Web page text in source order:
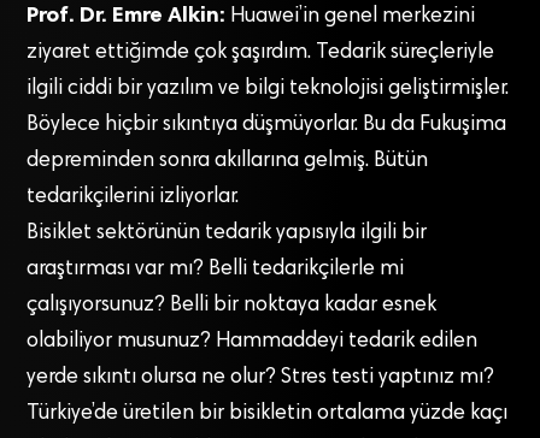
Prof. Dr. Emre Alkin: Huawei’in genel merkezini
ziyaret ettiğimde çok şaşırdım. Tedarik süreçleriyle
ilgili ciddi bir yazılım ve bilgi teknolojisi geliştirmişler.
Böylece hiçbir sıkıntıya düşmüyorlar. Bu da Fukuşima
depreminden sonra akıllarına gelmiş. Bütün
tedarikçilerini izliyorlar.
Bisiklet sektörünün tedarik yapısıyla ilgili bir
araştırması var mı? Belli tedarikçilerle mi
çalışıyorsunuz? Belli bir noktaya kadar esnek
olabiliyor musunuz? Hammaddeyi tedarik edilen
yerde sıkıntı olursa ne olur? Stres testi yaptınız mı?
Türkiye’de üretilen bir bisikletin ortalama yüzde kaçı